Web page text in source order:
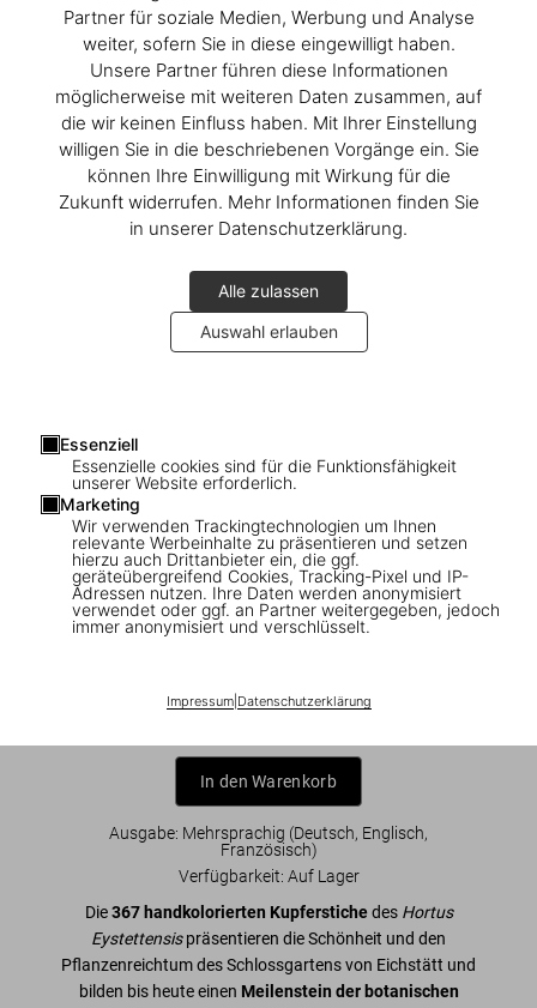
Partner für soziale Medien, Werbung und Analyse
weiter, sofern Sie in diese eingewilligt haben.
Unsere Partner führen diese Informationen
möglicherweise mit weiteren Daten zusammen, auf
die wir keinen Einfluss haben. Mit Ihrer Einstellung
willigen Sie in die beschriebenen Vorgänge ein. Sie
können Ihre Einwilligung mit Wirkung für die
Zukunft widerrufen. Mehr Informationen finden Sie
in unserer Datenschutzerklärung.
Alle zulassen
Auswahl erlauben
Essenziell
Essenzielle cookies sind für die Funktionsfähigkeit
unserer Website erforderlich.
Marketing
Wir verwenden Trackingtechnologien um Ihnen
relevante Werbeinhalte zu präsentieren und setzen
hierzu auch Drittanbieter ein, die ggf.
geräteübergreifend Cookies, Tracking-Pixel und IP-
Adressen nutzen. Ihre Daten werden anonymisiert
verwendet oder ggf. an Partner weitergegeben, jedoch
immer anonymisiert und verschlüsselt.
Impressum| Datenschutzerklärung
Basilius Besler. The Garden at Eichstätt
US$ 200
TASCHEN Clothbound Classics
In den Warenkorb
Ausgabe: Mehrsprachig (Deutsch, Englisch,
Französisch)
Verfügbarkeit: Auf Lager
Die367 handkolorierten Kupferstichedes Hortus
Eystettensispräsentieren die Schönheit und den
Pflanzenreichtum des Schlossgartens von Eichstätt und
bilden bis heute einen Meilenstein der botanischen